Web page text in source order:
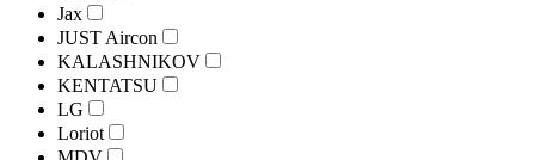
Jax
JUST Aircon
KALASHNIKOV
KENTATSU
LG
Loriot